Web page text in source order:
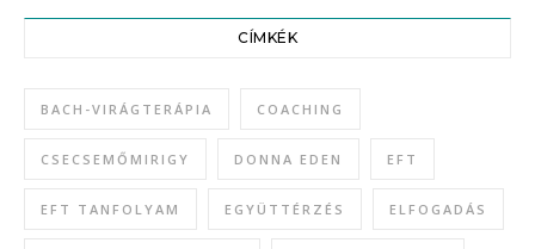
CÍMKÉK
BACH-VIRÁGTERÁPIA COACHING
CSECSEMŐMIRIGY DONNA EDEN EFT
EFT TANFOLYAM EGYÜTTÉRZÉS ELFOGADÁS